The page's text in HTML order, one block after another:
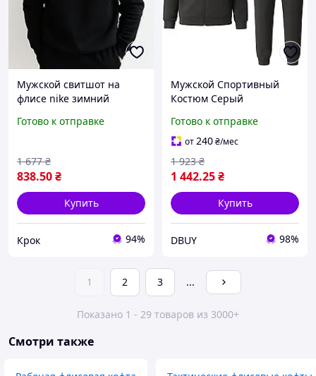
Мужской свитшот на
флисе nike зимний
толстовка Найк теплая
Готово к отправке
838.50₴
1 677 ₴
Купить
Крок 94%
Мужской Спортивный
Костюм Серый
Брюки Кофта Флисовый
Унисекс DBUY Чоловічий
Спортивний Костюм
Сірий Однотонний
Готово к отправке
от240₴/мес
1 442.25₴
1 923 ₴
Купить
DBUY 98%
1 2 3 ...
Показано 1 - 29 товаров из 3000+
Смотри также